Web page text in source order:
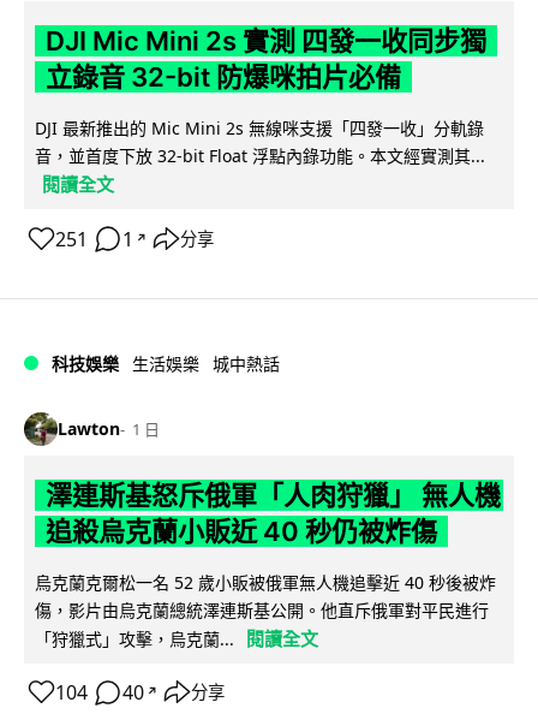
DJI Mic Mini 2s 實測 四發一收同步獨
立錄音 32-bit 防爆咪拍片必備
DJI 最新推出的 Mic Mini 2s 無線咪支援「四發一收」分軌錄
音，並首度下放 32-bit Float 浮點內錄功能。本文經實測其...
閱讀全文
251 1 ↗ 分享
科技娛樂 生活娛樂 城中熱話
Lawton 1 日
澤連斯基怒斥俄軍「人肉狩獵」 無人機
追殺烏克蘭小販近 40 秒仍被炸傷
烏克蘭克爾松一名 52 歲小販被俄軍無人機追擊近 40 秒後被炸
傷，影片由烏克蘭總統澤連斯基公開。他直斥俄軍對平民進行
「狩獵式」攻擊，烏克蘭...
閱讀全文
104 40 ↗ 分享